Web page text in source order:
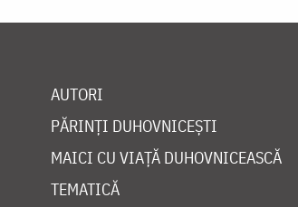
AUTORI
PĂRINȚI DUHOVNICEȘTI
MAICI CU VIAȚĂ DUHOVNICEASCĂ
TEMATICĂ